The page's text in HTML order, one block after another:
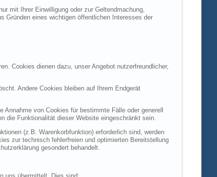
mit Ihrer Einwilligung oder zur Geltendmachung,
Gründen eines wichtigen öffentlichen Interesses der
Cookies dienen dazu, unser Angebot nutzerfreundlicher,
Andere Cookies bleiben auf Ihrem Endgerät
von Cookies für bestimmte Fälle oder generell
die Funktionalität dieser Website eingeschränkt sein.
(z.B. Warenkorbfunktion) erforderlich sind, werden
zur technisch fehlerfreien und optimierten Bereitstellung
gesondert behandelt.